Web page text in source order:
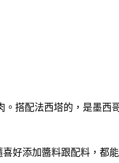
搭配法西塔的，是墨西
好添加醬料跟配料，都